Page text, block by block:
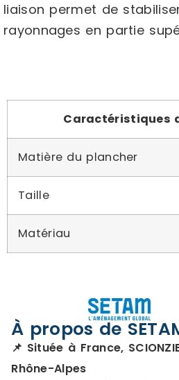
liaison permet de
rayonnages en partie
Caractéristiques
Matière du plancher
Taille
Matériau
À propos de
📌 Située à France,
Rhône-Alpes